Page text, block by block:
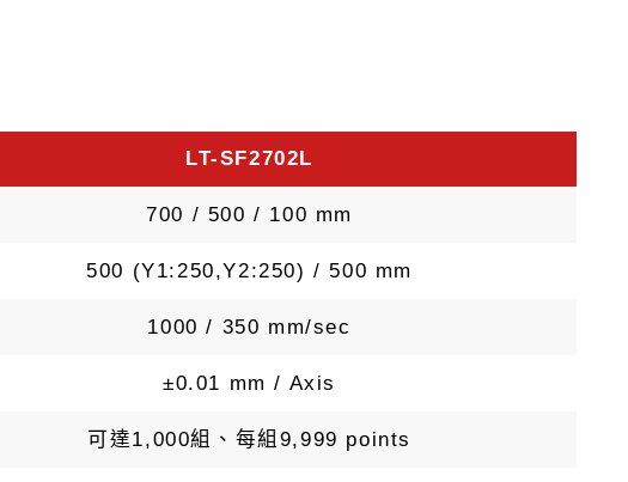
LT-SF2702L
700 / 500 / 100 mm
500 (Y1:250,Y2:250) / 500 mm
1000 / 350 mm/sec
±0.01 mm / Axis
可達1,000組、每組9,999 points